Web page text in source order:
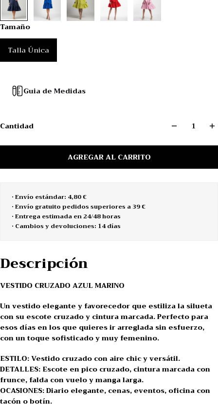
Tamaño
Talla Única
Guia de Medidas
Cantidad
AGREGAR AL CARRITO
• Envío estándar: 4,80 €
• Envío gratuito pedidos superiores a 39 €
• Entrega estimada en 24/48 horas
• Cambios y devoluciones: 14 días
Descripción
VESTIDO CRUZADO AZUL MARINO
Un vestido elegante y favorecedor que estiliza la silueta
con su escote cruzado y cintura marcada. Perfecto para
esos días en los que quieres ir arreglada sin esfuerzo,
con un toque sofisticado y muy femenino.
ESTILO: Vestido cruzado con aire chic y versátil.
DETALLES: Escote en pico cruzado, cintura marcada con
frunce, falda con vuelo y manga larga.
OCASIONES: Diario elegante, cenas, eventos, oficina con
tacón o botín.